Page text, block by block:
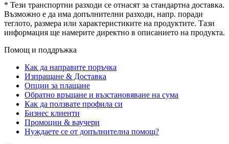
* Тези транспортни разходи се отнасят за стандартна доставка.
Възможно е да има допълнителни разходи, напр. поради
теглото, размера или характеристиките на продуктите. Тази
информация ще намерите директно в описанието на продукта.
Помощ и поддръжка
Как да направите поръчка
Изпращане & Доставка
Опции за плащане
Обратно връщане и възстановяване на сума
Как да ползвате профила си
Бизнес клиенти
Промоции & ваучери
Нуждаете се от допълнителна помощ?